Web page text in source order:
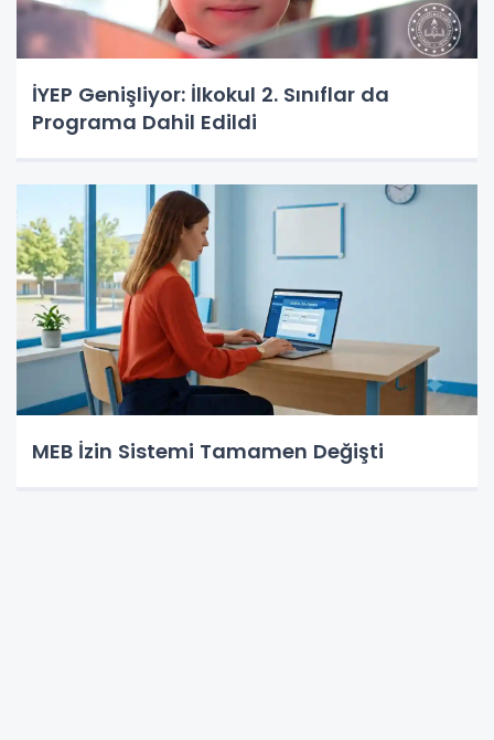
İYEP Genişliyor: İlkokul 2. Sınıflar da
Programa Dahil Edildi
MEB İzin Sistemi Tamamen Değişti